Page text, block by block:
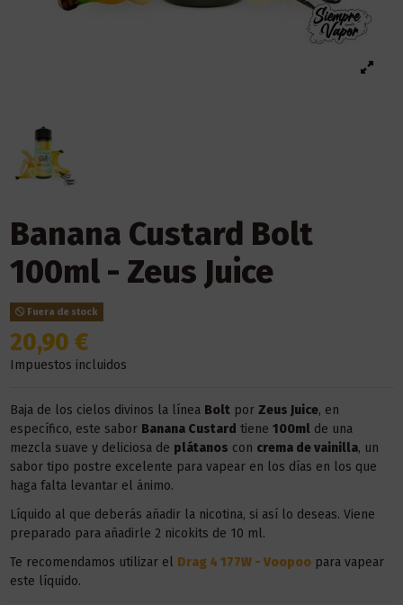
Banana Custard Bolt
100ml - Zeus Juice
Fuera de stock
20,90 €
Impuestos incluidos
Baja de los cielos divinos la línea Boltpor Zeus Juice, en
específico, este sabor Banana Custard tiene 100mlde una
mezcla suave y deliciosa de plátanos con crema de vainilla, un
sabor tipo postre excelente para vapear en los días en los que
haga falta levantar el ánimo.
Líquido al que deberás añadir la nicotina, si así lo deseas. Viene
preparado para añadirle 2 nicokits de 10 ml.
Te recomendamos utilizar el Drag 4 177W - Voopoopara vapear
este líquido.